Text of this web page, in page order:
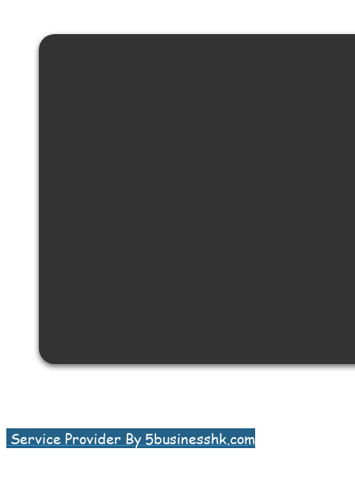
Service Provider By 5businesshk.com